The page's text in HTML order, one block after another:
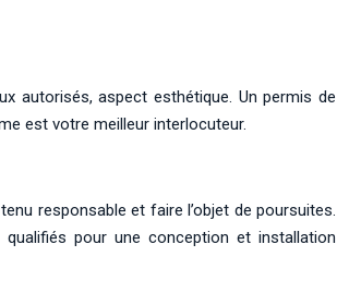
autorisés, aspect esthétique. Un permis de
est votre meilleur interlocuteur.
responsable et faire l’objet de poursuites.
pour une conception et installation